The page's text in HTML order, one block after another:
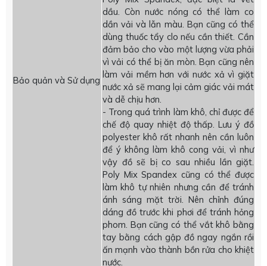
Bảo quản và Sử dụng
dầu. Còn nước nóng có thể làm co
dần vải và lẫn màu. Bạn cũng có thể
dùng thuốc tẩy clo nếu cần thiết. Cần
đảm bảo cho vào một lượng vừa phải
vì vải có thể bị ăn mòn. Bạn cũng nên
làm vải mềm hơn với nước xả vì giặt
nước xả sẽ mang lại cảm giác vải mát
và dễ chịu hơn.
- Trong quá trình làm khô, chỉ được để
chế độ quay nhiệt độ thấp. Lưu ý đồ
polyester khô rất nhanh nên cần luôn
để ý không làm khô cong vải, vì như
vậy đồ sẽ bị co sau nhiều lần giặt.
Poly Mix Spandex cũng có thể được
làm khô tự nhiên nhưng cần để tránh
ánh sáng mặt trời. Nên chỉnh đúng
dáng đồ trước khi phơi để tránh hỏng
phom. Bạn cũng có thể vắt khô bằng
tay bằng cách gập đồ ngay ngắn rồi
ấn mạnh vào thành bồn rửa cho khiệt
nước.